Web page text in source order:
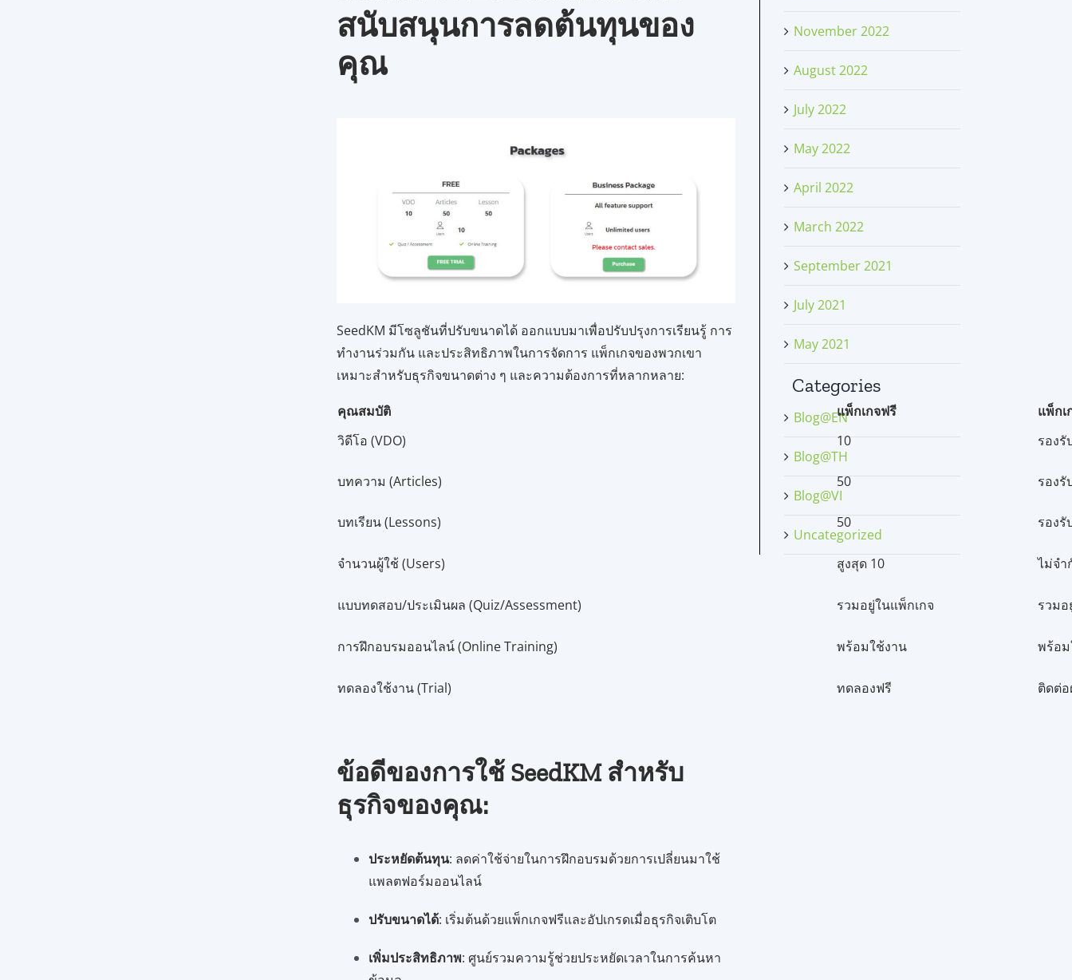
สนับสนุนการลดต้นทุนของ
คุณ
SeedKM มีโซลูชันที่ปรับขนาดได้ ออกแบบมาเพื่อปรับปรุงการเรียนรู้ การ
ทำงานร่วมกัน และประสิทธิภาพในการจัดการ แพ็กเกจของพวกเขา
เหมาะสำหรับธุรกิจขนาดต่าง ๆ และความต้องการที่หลากหลาย:
คุณสมบัติ แพ็กเกจฟรี แพ็กเ
วิดีโอ (VDO) 10 รองรั
บทความ (Articles) 50 รองรั
บทเรียน (Lessons) 50 รองรั
จำนวนผู้ใช้ (Users) สูงสุด 10 ไม่จำ
แบบทดสอบ/ประเมินผล (Quiz/Assessment) รวมอยู่ในแพ็กเกจ รวมอ
การฝึกอบรมออนไลน์ (Online Training) พร้อมใช้งาน พร้อ
ทดลองใช้งาน (Trial) ทดลองฟรี ติดต่
ข้อดีของการใช้ SeedKM สำหรับ
ธุรกิจของคุณ:
ประหยัดต้นทุน: ลดค่าใช้จ่ายในการฝึกอบรมด้วยการเปลี่ยนมาใช้
แพลตฟอร์มออนไลน์
ปรับขนาดได้: เริ่มต้นด้วยแพ็กเกจฟรีและอัปเกรดเมื่อธุรกิจเติบโต
เพิ่มประสิทธิภาพ: ศูนย์รวมความรู้ช่วยประหยัดเวลาในการค้นหา
November 2022
August 2022
July 2022
May 2022
April 2022
March 2022
September 2021
July 2021
May 2021
Categories
Blog@EN
Blog@TH
Blog@VI
Uncategorized